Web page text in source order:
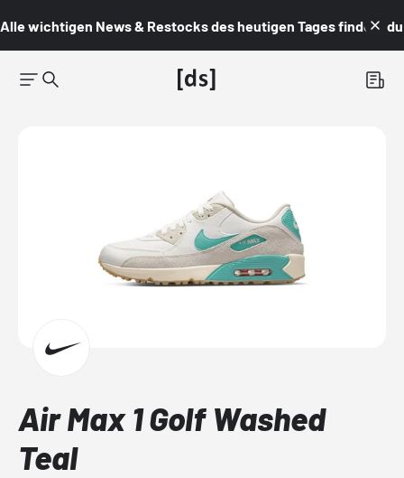
Alle wichtigen News & Restocks des heutigen Tages findest du
Air Max 1 Golf Washed
Teal